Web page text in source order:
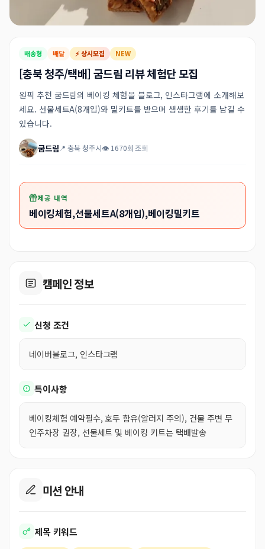
배송형 배달 ⚡ 상시모집 NEW
[충북 청주/택배] 굼드림 리뷰 체험단 모집
원픽 추천 굼드림의 베이킹 체험을 블로그, 인스타그램에 소개해보
세요. 선물세트A(8개입)와 밀키트를 받으며 생생한 후기를 남길 수
있습니다.
굼드림📍 충북 청주시👁 1670회 조회
제공 내역
베이킹체험,선물세트A(8개입),베이킹밀키트
캠페인 정보
신청 조건
네이버블로그, 인스타그램
특이사항
베이킹체험 예약필수, 호두 함유(알러지 주의), 건물 주변 무
인주차장 권장, 선물세트 및 베이킹 키트는 택배발송
미션 안내
제목 키워드